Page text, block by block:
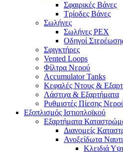
Σφαιρικές Βάνες
Τρίοδες Βάνες
Σωλήνες
Σωλήνες PEX
Οδηγοί
Σφιγκτήρες
Vented Loops
Φίλτρα Νερού
Accumulator Tanks
Κεφαλές Ντους &
Λάστιχα & Εξαρτήματα
Ρυθμιστές Πίεσης
Εξοπλισμός Ιστιοπλοϊκού
Εξαρτήματα
Διανομείς
Ανοξείδωτα
Κλειδιά